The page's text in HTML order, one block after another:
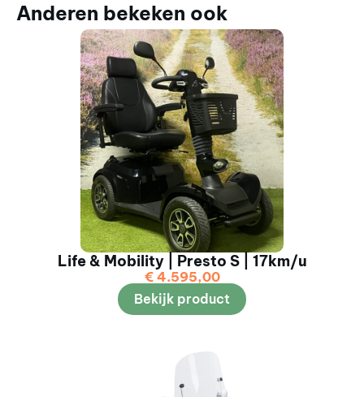
Anderen bekeken ook
Life & Mobility | Presto S | 17km/u
€4.595,00
Bekijk product